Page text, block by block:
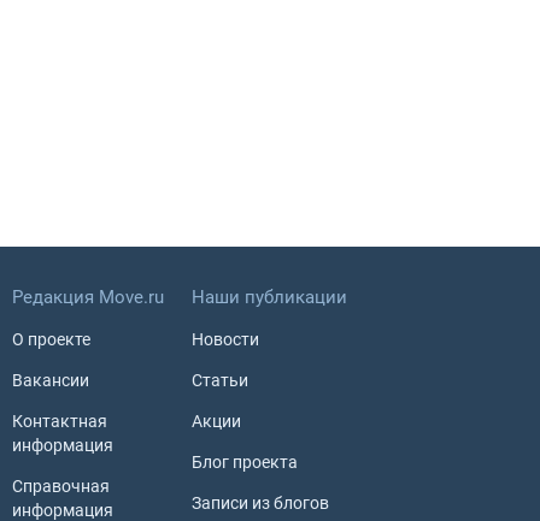
Редакция Move.ru
О проекте
Вакансии
Контактная
информация
Справочная
информация
Наши публикации
Новости
Статьи
Акции
Блог проекта
Записи из блогов